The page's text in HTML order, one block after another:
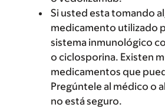
Si usted esta tomando
medicamento utilizado
sistema inmunológico
o ciclosporina. Existen
medicamentos que
Pregúntele al médico o
no está seguro.